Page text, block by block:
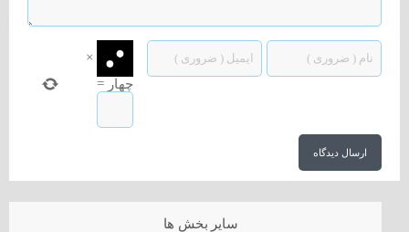
×
چهار =
سایر بخش ها